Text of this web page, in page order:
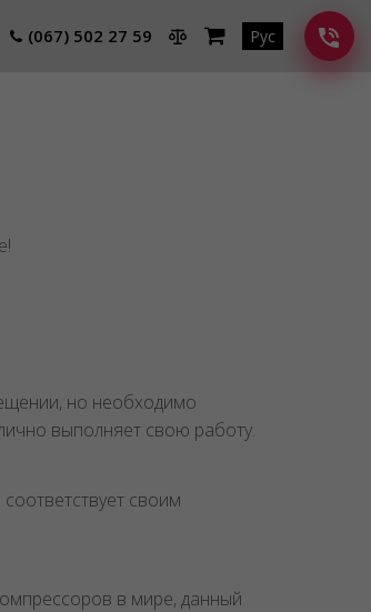
(067) 502 27 59 Рус
но необходимо
выполняет свою работу.
своим
в мире, данный